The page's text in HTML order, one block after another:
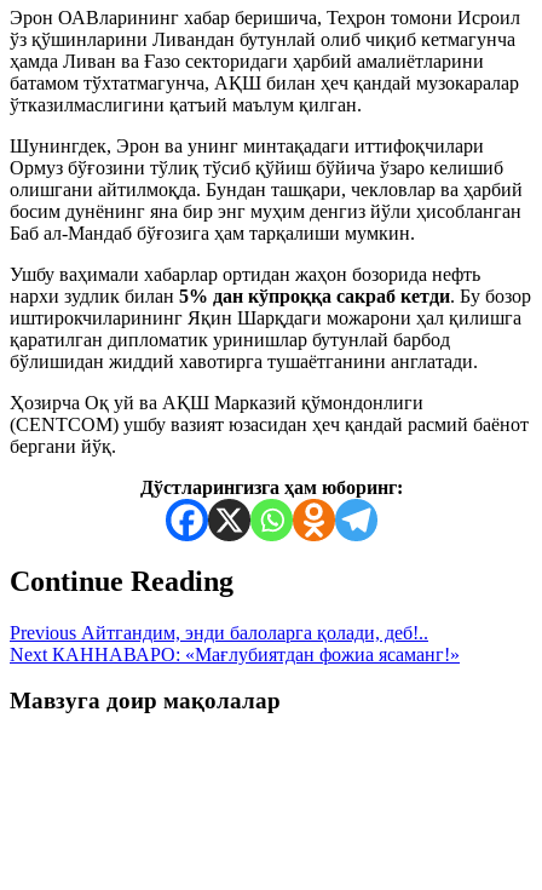
Эрон ОАВларининг хабар беришича, Теҳрон томони Исроил
ўз қўшинларини Ливандан бутунлай олиб чиқиб кетмагунча
ҳамда Ливан ва Ғазо секторидаги ҳарбий амалиётларини
батамом тўхтатмагунча, АҚШ билан ҳеч қандай музокаралар
ўтказилмаслигини қатъий маълум қилган.
Шунингдек, Эрон ва унинг минтақадаги иттифоқчилари
Ормуз бўғозини тўлиқ тўсиб қўйиш бўйича ўзаро келишиб
олишгани айтилмоқда. Бундан ташқари, чекловлар ва ҳарбий
босим дунёнинг яна бир энг муҳим денгиз йўли ҳисобланган
Баб ал-Мандаб бўғозига ҳам тарқалиши мумкин.
Ушбу ваҳимали хабарлар ортидан жаҳон бозорида нефть
нархи зудлик билан 5% дан кўпроққа сакраб кетди. Бу бозор
иштирокчиларининг Яқин Шарқдаги можарони ҳал қилишга
қаратилган дипломатик уринишлар бутунлай барбод
бўлишидан жиддий хавотирга тушаётганини англатади.
Ҳозирча Оқ уй ва АҚШ Марказий қўмондонлиги
(CENTCOM) ушбу вазият юзасидан ҳеч қандай расмий баёнот
бергани йўқ.
Дўстларингизга ҳам юборинг:
Continue Reading
Previous Айтгандим, энди балоларга қолади, деб!..
Next КАННАВАРО: «Мағлубиятдан фожиа ясаманг!»
Мавзуга доир мақолалар